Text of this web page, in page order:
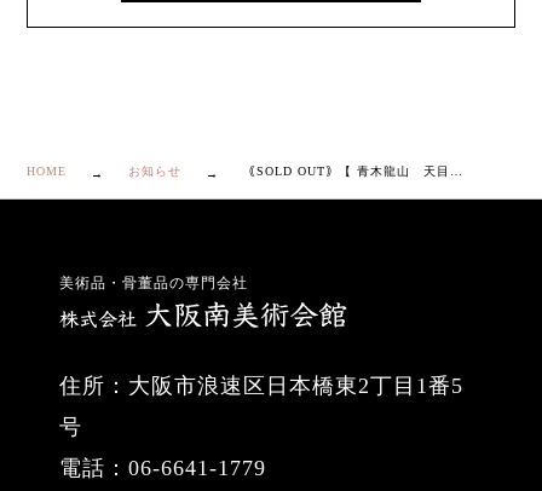
HOME お知らせ
美術品・骨董品の専門会社
住所：大阪市浪速区日本橋東2丁目1番5
号
電話：06-6641-1779